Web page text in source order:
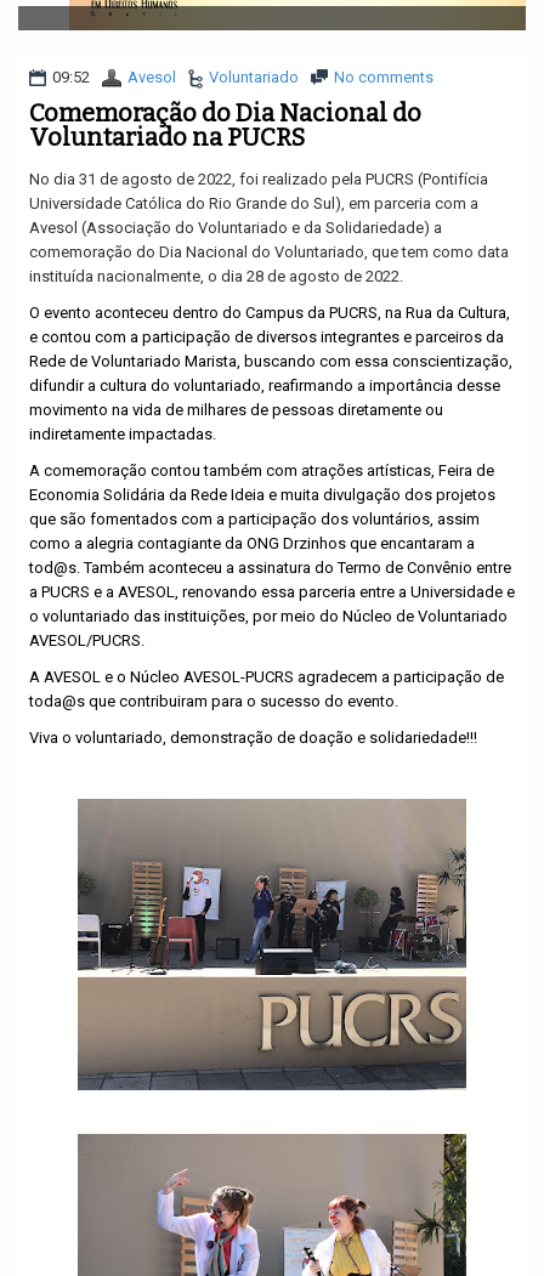
v
i
a
i
o
09:52 Avesol Voluntariado No comments
Comemoração do Dia Nacional do
Voluntariado na PUCRS
No dia 31 de agosto de 2022, foi realizado pela PUCRS (Pontifícia
Universidade Católica do Rio Grande do Sul), em parceria com a
Avesol (Associação do Voluntariado e da Solidariedade) a
comemoração do Dia Nacional do Voluntariado, que tem como data
instituída nacionalmente, o dia 28 de agosto de 2022.
O evento aconteceu dentro do Campus da PUCRS, na Rua da Cultura,
e contou com a participação de diversos integrantes e parceiros da
Rede de Voluntariado Marista, buscando com essa conscientização,
difundir a cultura do voluntariado, reafirmando a importância desse
movimento na vida de milhares de pessoas diretamente ou
indiretamente impactadas.
A comemoração contou também com atrações artísticas, Feira de
Economia Solidária da Rede Ideia e muita divulgação dos projetos
que são fomentados com a participação dos voluntários, assim
como a alegria contagiante da ONG Drzinhos que encantaram a
tod@s. Também aconteceu a assinatura do Termo de Convênio entre
a PUCRS e a AVESOL, renovando essa parceria entre a Universidade e
o voluntariado das instituições, por meio do Núcleo de Voluntariado
AVESOL/PUCRS.
A AVESOL e o Núcleo AVESOL-PUCRS agradecem a participação de
toda@s que contribuiram para o sucesso do evento.
Viva o voluntariado, demonstração de doação e solidariedade!!!